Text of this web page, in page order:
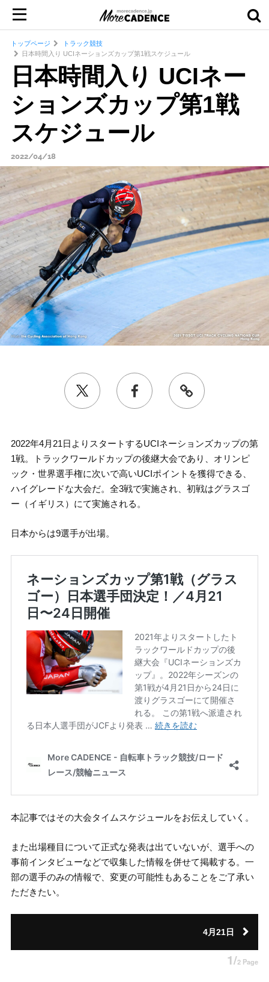
トップページ
トラック競技
日本時間入り UCIネーションズカップ第1戦スケジュール
日本時間入り UCIネー
ションズカップ第1戦
スケジュール
2022/04/18
2022年4月21日よりスタートするUCIネーションズカップの第
1戦。トラックワールドカップの後継大会であり、オリンピ
ック・世界選手権に次いで高いUCIポイントを獲得できる、
ハイグレードな大会だ。全3戦で実施され、初戦はグラスゴ
ー（イギリス）にて実施される。
日本からは9選手が出場。
本記事ではその大会タイムスケジュールをお伝えしていく。
また出場種目について正式な発表は出ていないが、選手への
事前インタビューなどで収集した情報を併せて掲載する。一
部の選手のみの情報で、変更の可能性もあることをご了承い
ただきたい。
4月21日
1/2 Page